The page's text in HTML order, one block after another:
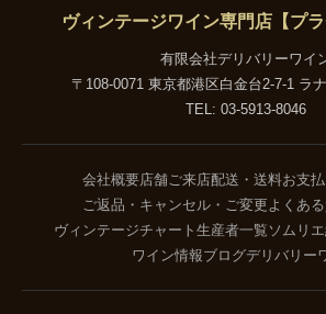
ヴィンテージワイン専門店【プラ
有限会社デリバリーワイ
〒108-0071 東京都港区白金台2-7-1 ラ
TEL: 03-5913-8046
会社概要店舗ご来店配送・送料お支
ご返品・キャンセル・ご変更よくあ
ヴィンテージチャート 生産者一覧 ソムリ
ワイン情報ブログデリバリー